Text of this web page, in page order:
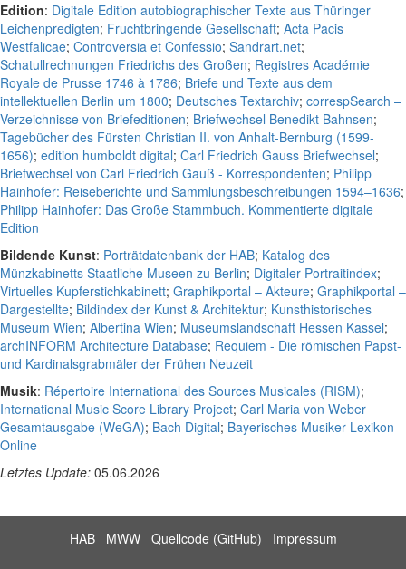
Edition: Digitale Edition autobiographischer Texte aus Thüringer
Leichenpredigten; Fruchtbringende Gesellschaft; Acta Pacis
Westfalicae; Controversia et Confessio; Sandrart.net;
Schatullrechnungen Friedrichs des Großen; Registres Académie
Royale de Prusse 1746 à 1786; Briefe und Texte aus dem
intellektuellen Berlin um 1800; Deutsches Textarchiv; correspSearch –
Verzeichnisse von Briefeditionen; Briefwechsel Benedikt Bahnsen;
Tagebücher des Fürsten Christian II. von Anhalt-Bernburg (1599-
1656); edition humboldt digital; Carl Friedrich Gauss Briefwechsel;
Briefwechsel von Carl Friedrich Gauß - Korrespondenten; Philipp
Hainhofer: Reiseberichte und Sammlungsbeschreibungen 1594–1636;
Philipp Hainhofer: Das Große Stammbuch. Kommentierte digitale
Edition
Bildende Kunst: Porträtdatenbank der HAB; Katalog des
Münzkabinetts Staatliche Museen zu Berlin; Digitaler Portraitindex;
Virtuelles Kupferstichkabinett; Graphikportal – Akteure; Graphikportal –
Dargestellte; Bildindex der Kunst & Architektur; Kunsthistorisches
Museum Wien; Albertina Wien; Museumslandschaft Hessen Kassel;
archINFORM Architecture Database; Requiem - Die römischen Papst-
und Kardinalsgrabmäler der Frühen Neuzeit
Musik: Répertoire International des Sources Musicales (RISM);
International Music Score Library Project; Carl Maria von Weber
Gesamtausgabe (WeGA); Bach Digital; Bayerisches Musiker-Lexikon
Online
Letztes Update: 05.06.2026
HAB MWW Quellcode (GitHub) Impressum